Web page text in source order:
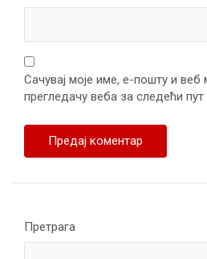
Сачувај моје име, е-пошту и веб
прегледачу веба за следећи
Претрага